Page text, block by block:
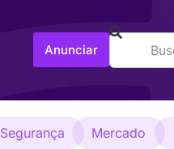
Anunciar
Segurança Mercado